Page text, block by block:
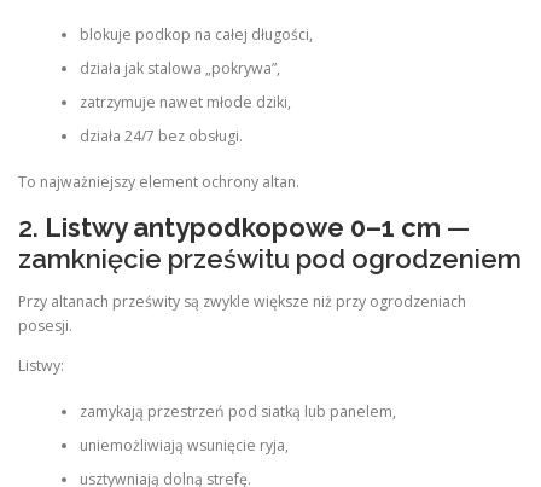
blokuje podkop na całej długości,
działa jak stalowa „pokrywa”,
zatrzymuje nawet młode dziki,
działa 24/7 bez obsługi.
To najważniejszy element ochrony altan.
2. Listwy antypodkopowe 0–1 cm —
zamknięcie prześwitu pod ogrodzeniem
Przy altanach prześwity są zwykle większe niż przy ogrodzeniach
posesji.
Listwy:
zamykają przestrzeń pod siatką lub panelem,
uniemożliwiają wsunięcie ryja,
usztywniają dolną strefę.